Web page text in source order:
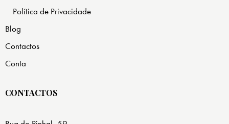
Política de Privacidade
Blog
Contactos
Conta
CONTACTOS